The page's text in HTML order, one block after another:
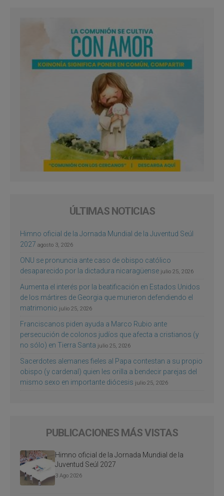
ÚLTIMAS NOTICIAS
Himno oficial de la Jornada Mundial de la Juventud Seúl
2027 agosto 3, 2026
ONU se pronuncia ante caso de obispo católico
desaparecido por la dictadura nicaragüense julio 25, 2026
Aumenta el interés por la beatificación en Estados Unidos
de los mártires de Georgia que murieron defendiendo el
matrimonio julio 25, 2026
Franciscanos piden ayuda a Marco Rubio ante
persecución de colonos judíos que afecta a cristianos (y
no sólo) en Tierra Santa julio 25, 2026
Sacerdotes alemanes fieles al Papa contestan a su propio
obispo (y cardenal) quien les orilla a bendecir parejas del
mismo sexo en importante diócesis julio 25, 2026
PUBLICACIONES MÁS VISTAS
Himno oficial de la Jornada Mundial de la
Juventud Seúl 2027
3 Ago 2026